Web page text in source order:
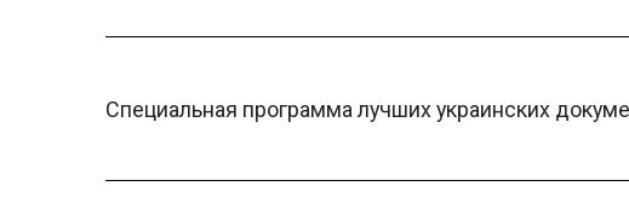
Специальная программа лучших украинских